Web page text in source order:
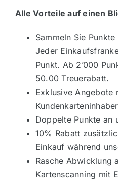
Alle Vorteile auf einen
Sammeln Sie
Jeder
Punkt. Ab 2’000
50.00 Treuerabatt.
Exklusive Angebote
Doppelte Punkte an
10% Rabatt
Einkauf während
Rasche Abwicklung
Kartenscanning mit